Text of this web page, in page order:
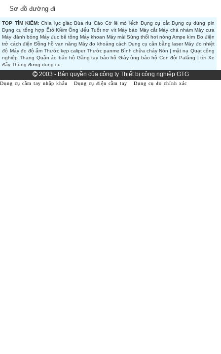
Sơ đồ đường đi
TOP TÌM KIẾM:Chìa lục giác Búa rìu Cảo Cờ lê mỏ lếch Dụng cụ cắt Dụng cụ dùng pin
Dụng cụ tổng hợp Êtô Kiềm Ống đếu Tuốt nơ vít Máy bào Máy cắt Máy chà nhám Máy cưa
Máy đánh bóng Máy đục bê tông Máy khoan Máy mài Súng thổi hơi nóng Ampe kìm Đo điện
trở cách điện Đồng hồ vạn năng Máy đo khoảng cách Dụng cụ cân bằng laser Máy đo nhiệt
độ Máy đo độ ẩm Thước kẹp caliper Thước panme Bình chữa cháy Nón | mặt nạ Quạt công
nghiệp Thang Quần áo bảo hộ Găng tay bảo hộ Giày ủng bảo hộ Con đội Palăng | tời Xe
đẩy Thùng đựng dụng cụ
2003 - Bản quyền của công ty Thiết bị công nghiệp GTG
Dụng cụ cầm tay nhập khẩu Dụng cụ điện cầm tay Dụng cụ đo chính xác